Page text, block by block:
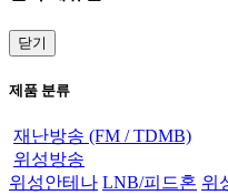
닫기
제품 분류
재난방송 (FM / TDMB)
위성방송
위성안테나 LNB/피드혼 위